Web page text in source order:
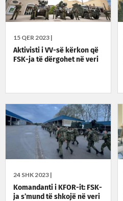
15 QER 2023 |
Aktivisti i VV-së kërkon që
FSK-ja të dërgohet në veri
24 SHK 2023 |
Komandanti i KFOR-it: FSK-
ja s’mund të shkojë në veri